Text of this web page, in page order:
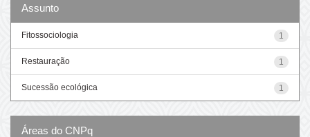
Assunto
1
Fitossociologia
1
Restauração
1
Sucessão ecológica
Áreas do CNPq